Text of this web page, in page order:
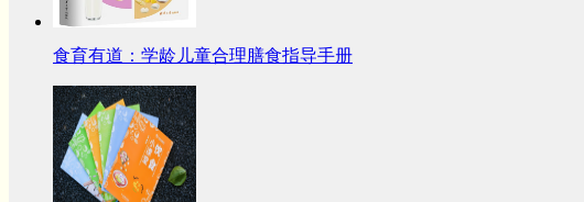
食育有道：学龄儿童合理膳食指导手册